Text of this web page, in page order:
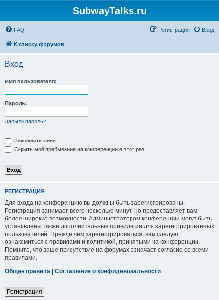
SubwayTalks.ru
FAQ Вход
Регистрация
К списку форумов
Вход
Имя пользователя:
Пароль:
Забыли пароль?
Запомнить меня
Скрыть моё пребывание на конференции в этот раз
РЕГИСТРАЦИЯ
Для входа на конференцию вы должны быть зарегистрированы.
Регистрация занимает всего несколько минут, но предоставляет вам
более широкие возможности. Администратором конференции могут быть
установлены также дополнительные привилегии для зарегистрированных
пользователей. Прежде чем зарегистрироваться, вам следует
ознакомиться с правилами и политикой, принятыми на конференции.
Помните, что ваше присутствие на форумах означает согласие со всеми
правилами.
Общие правила | Соглашение о конфиденциальности
Регистрация